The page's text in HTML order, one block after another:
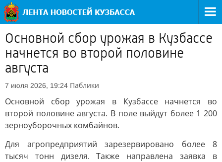
Основной сбор урожая в Кузбассе
начнется во второй половине
августа
7 июля 2026, 19:24 Паблики
Основной сбор урожая в Кузбассе начнется во
второй половине августа. В поле выйдут более 1 200
зерноуборочных комбайнов.
Для агропредприятий зарезервировано более 8
тысяч тонн дизеля. Также направлена заявка в